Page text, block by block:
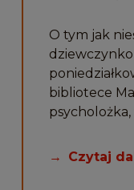
O tym jak
bibliotece
Czytaj